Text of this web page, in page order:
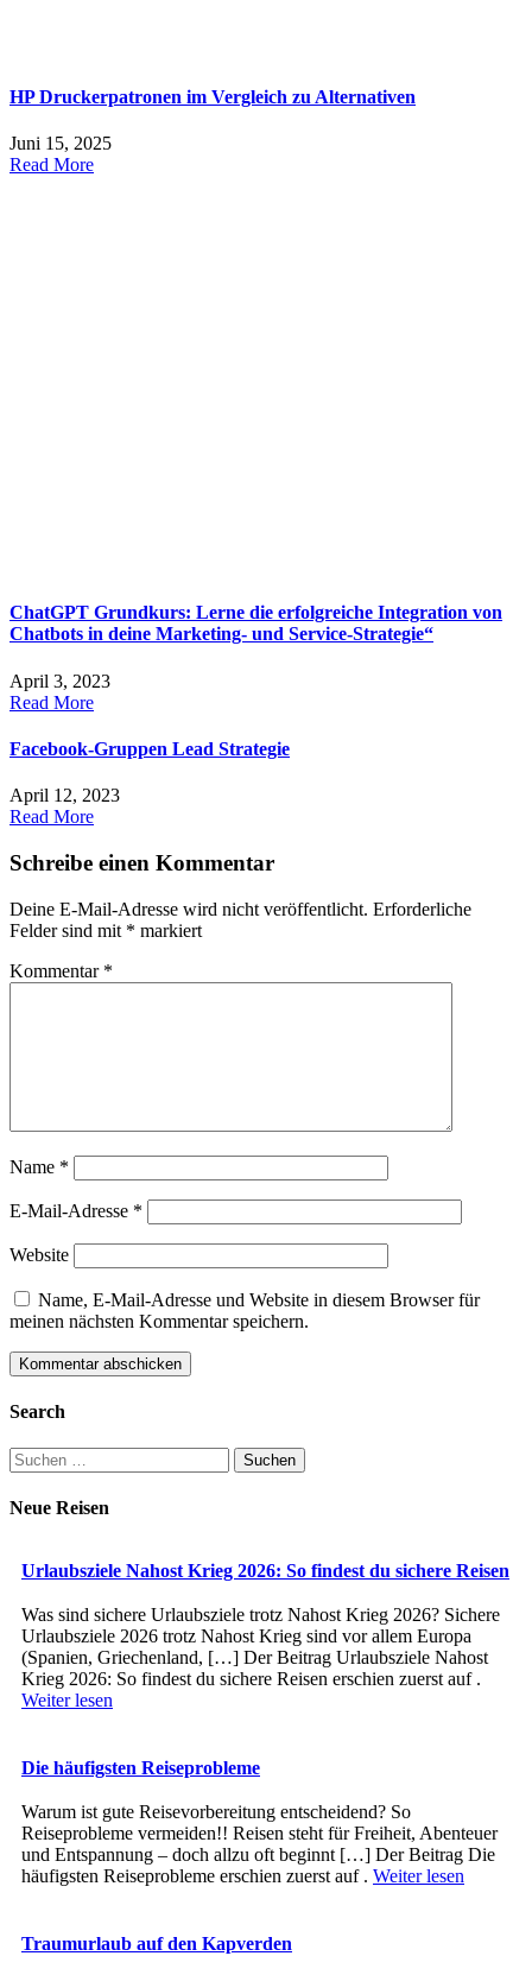
HP Druckerpatronen im Vergleich zu Alternativen
Juni 15, 2025
Read More
ChatGPT Grundkurs: Lerne die erfolgreiche Integration von
Chatbots in deine Marketing- und Service-Strategie“
April 3, 2023
Read More
Facebook-Gruppen Lead Strategie
April 12, 2023
Read More
Schreibe einen Kommentar
Deine E-Mail-Adresse wird nicht veröffentlicht. Erforderliche
Felder sind mit * markiert
Kommentar *
Name *
E-Mail-Adresse *
Website
Name, E-Mail-Adresse und Website in diesem Browser für
meinen nächsten Kommentar speichern.
Search
Suchen
nach:
Neue Reisen
Urlaubsziele Nahost Krieg 2026: So findest du sichere Reisen
Was sind sichere Urlaubsziele trotz Nahost Krieg 2026? Sichere
Urlaubsziele 2026 trotz Nahost Krieg sind vor allem Europa
(Spanien, Griechenland, […] Der Beitrag Urlaubsziele Nahost
Krieg 2026: So findest du sichere Reisen erschien zuerst auf .
Weiter lesen
Die häufigsten Reiseprobleme
Warum ist gute Reisevorbereitung entscheidend? So
Reiseprobleme vermeiden!! Reisen steht für Freiheit, Abenteuer
und Entspannung – doch allzu oft beginnt […] Der Beitrag Die
häufigsten Reiseprobleme erschien zuerst auf . Weiter lesen
Traumurlaub auf den Kapverden